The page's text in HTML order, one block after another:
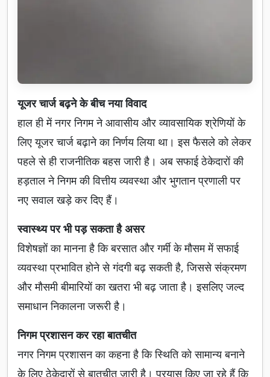
यूजर चार्ज बढ़ने के बीच नया विवाद
हाल ही में नगर निगम ने आवासीय और व्यावसायिक श्रेणियों के
लिए यूजर चार्ज बढ़ाने का निर्णय लिया था। इस फैसले को लेकर
पहले से ही राजनीतिक बहस जारी है। अब सफाई ठेकेदारों की
हड़ताल ने निगम की वित्तीय व्यवस्था और भुगतान प्रणाली पर
नए सवाल खड़े कर दिए हैं।
स्वास्थ्य पर भी पड़ सकता है असर
विशेषज्ञों का मानना है कि बरसात और गर्मी के मौसम में सफाई
व्यवस्था प्रभावित होने से गंदगी बढ़ सकती है, जिससे संक्रमण
और मौसमी बीमारियों का खतरा भी बढ़ जाता है। इसलिए जल्द
समाधान निकालना जरूरी है।
निगम प्रशासन कर रहा बातचीत
नगर निगम प्रशासन का कहना है कि स्थिति को सामान्य बनाने
के लिए ठेकेदारों से बातचीत जारी है। प्रयास किए जा रहे हैं कि